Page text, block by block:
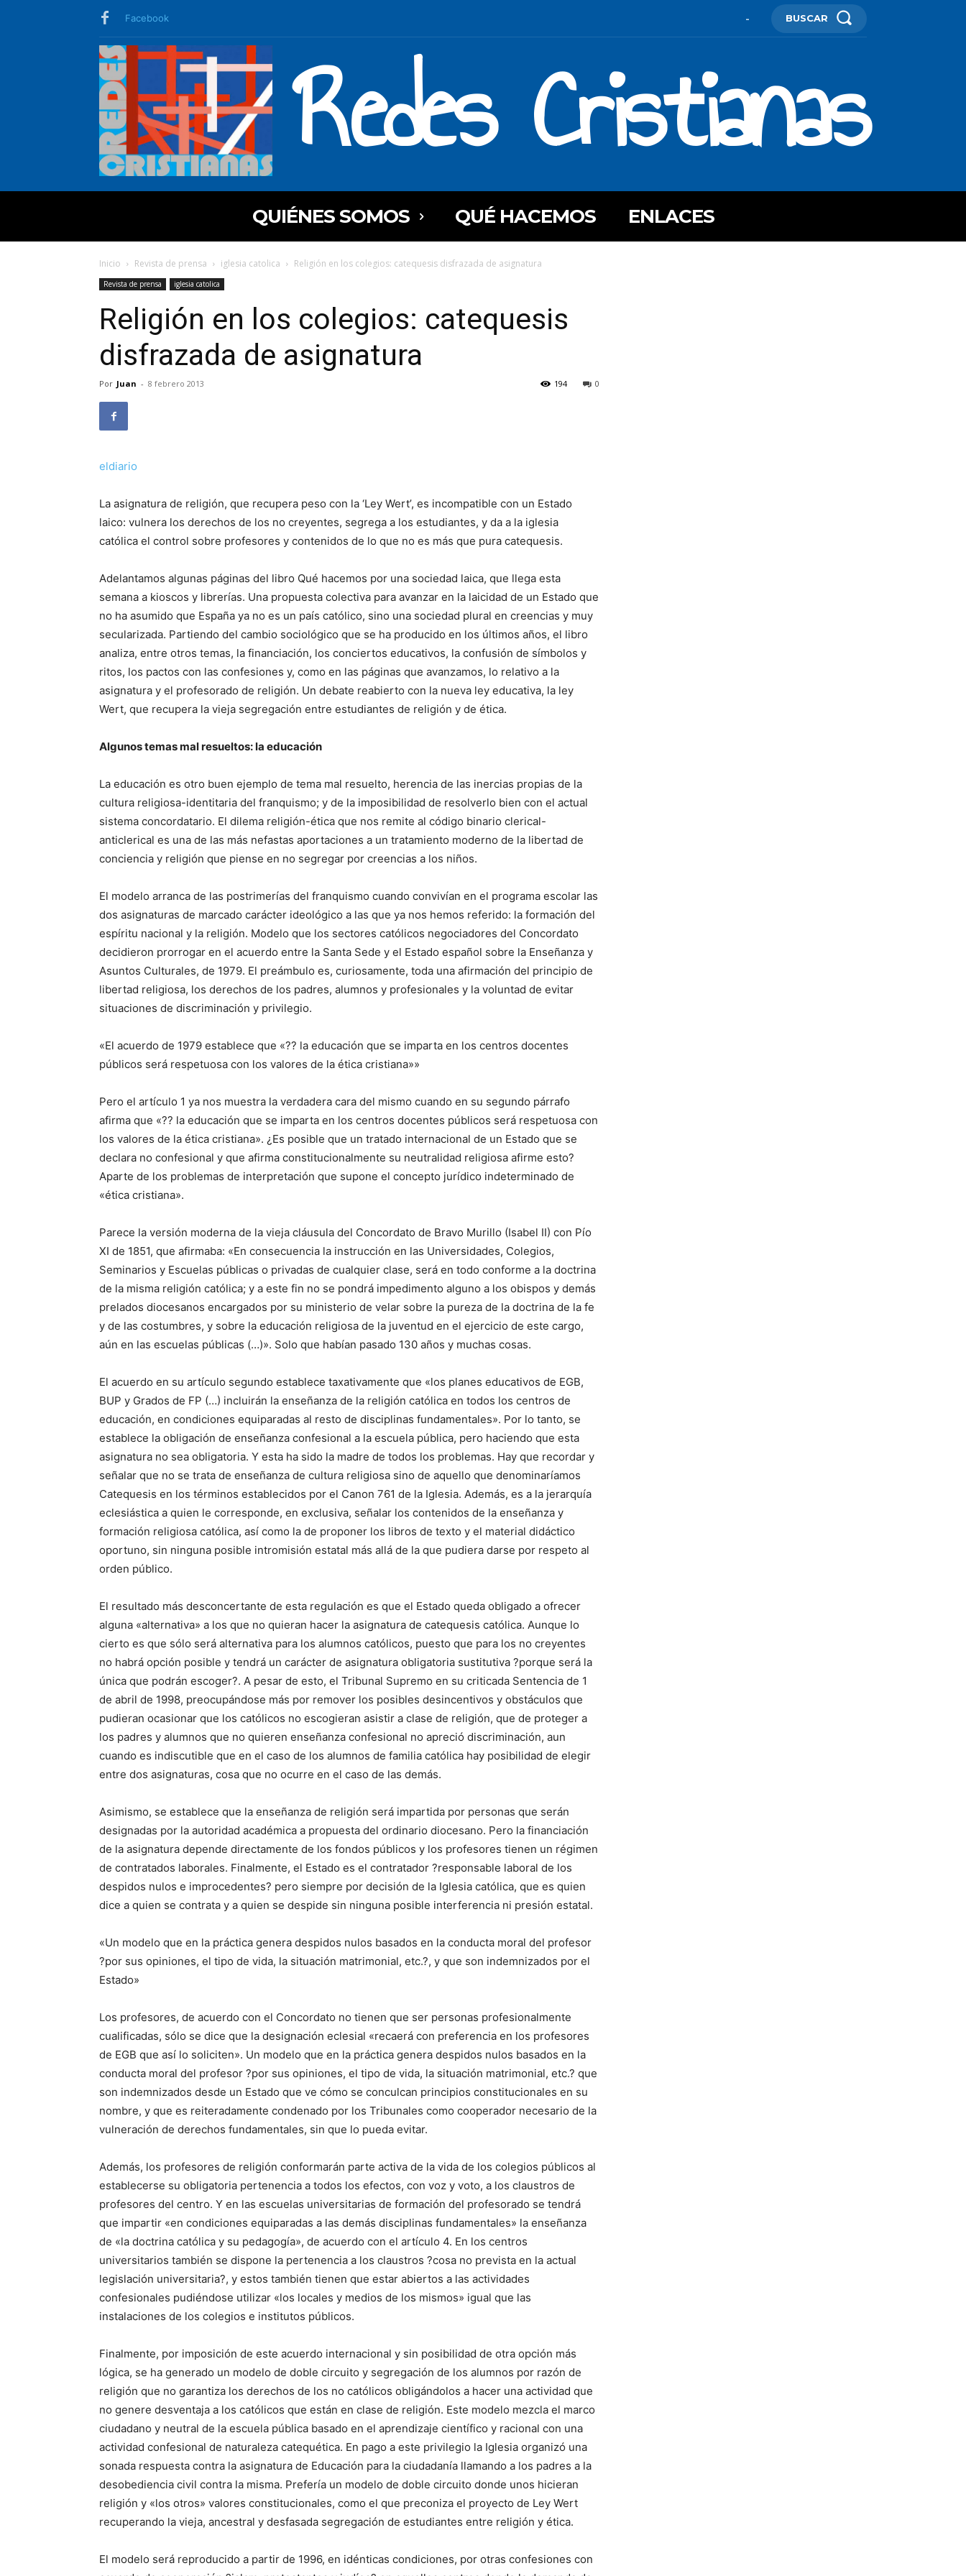
Facebook - BUSCAR
Redes Cristianas
QUIÉNES SOMOS QUÉ HACEMOS ENLACES
Inicio Revista de prensa iglesia catolica Religión en los colegios: catequesis disfrazada de asignatura
Revista de prensa iglesia catolica
Religión en los colegios: catequesis
disfrazada de asignatura
Por Juan - 8 febrero 2013 0
194
eldiario
La asignatura de religión, que recupera peso con la ‘Ley Wert’, es incompatible con un Estado
laico: vulnera los derechos de los no creyentes, segrega a los estudiantes, y da a la iglesia
católica el control sobre profesores y contenidos de lo que no es más que pura catequesis.
Adelantamos algunas páginas del libro Qué hacemos por una sociedad laica, que llega esta
semana a kioscos y librerías. Una propuesta colectiva para avanzar en la laicidad de un Estado que
no ha asumido que España ya no es un país católico, sino una sociedad plural en creencias y muy
secularizada. Partiendo del cambio sociológico que se ha producido en los últimos años, el libro
analiza, entre otros temas, la financiación, los conciertos educativos, la confusión de símbolos y
ritos, los pactos con las confesiones y, como en las páginas que avanzamos, lo relativo a la
asignatura y el profesorado de religión. Un debate reabierto con la nueva ley educativa, la ley
Wert, que recupera la vieja segregación entre estudiantes de religión y de ética.
Algunos temas mal resueltos: la educación
La educación es otro buen ejemplo de tema mal resuelto, herencia de las inercias propias de la
cultura religiosa-identitaria del franquismo; y de la imposibilidad de resolverlo bien con el actual
sistema concordatario. El dilema religión-ética que nos remite al código binario clerical-
anticlerical es una de las más nefastas aportaciones a un tratamiento moderno de la libertad de
conciencia y religión que piense en no segregar por creencias a los niños.
El modelo arranca de las postrimerías del franquismo cuando convivían en el programa escolar las
dos asignaturas de marcado carácter ideológico a las que ya nos hemos referido: la formación del
espíritu nacional y la religión. Modelo que los sectores católicos negociadores del Concordato
decidieron prorrogar en el acuerdo entre la Santa Sede y el Estado español sobre la Enseñanza y
Asuntos Culturales, de 1979. El preámbulo es, curiosamente, toda una afirmación del principio de
libertad religiosa, los derechos de los padres, alumnos y profesionales y la voluntad de evitar
situaciones de discriminación y privilegio.
«El acuerdo de 1979 establece que «?? la educación que se imparta en los centros docentes
públicos será respetuosa con los valores de la ética cristiana»»
Pero el artículo 1 ya nos muestra la verdadera cara del mismo cuando en su segundo párrafo
afirma que «?? la educación que se imparta en los centros docentes públicos será respetuosa con
los valores de la ética cristiana». ¿Es posible que un tratado internacional de un Estado que se
declara no confesional y que afirma constitucionalmente su neutralidad religiosa afirme esto?
Aparte de los problemas de interpretación que supone el concepto jurídico indeterminado de
«ética cristiana».
Parece la versión moderna de la vieja cláusula del Concordato de Bravo Murillo (Isabel II) con Pío
XI de 1851, que afirmaba: «En consecuencia la instrucción en las Universidades, Colegios,
Seminarios y Escuelas públicas o privadas de cualquier clase, será en todo conforme a la doctrina
de la misma religión católica; y a este fin no se pondrá impedimento alguno a los obispos y demás
prelados diocesanos encargados por su ministerio de velar sobre la pureza de la doctrina de la fe
y de las costumbres, y sobre la educación religiosa de la juventud en el ejercicio de este cargo,
aún en las escuelas públicas (…)». Solo que habían pasado 130 años y muchas cosas.
El acuerdo en su artículo segundo establece taxativamente que «los planes educativos de EGB,
BUP y Grados de FP (…) incluirán la enseñanza de la religión católica en todos los centros de
educación, en condiciones equiparadas al resto de disciplinas fundamentales». Por lo tanto, se
establece la obligación de enseñanza confesional a la escuela pública, pero haciendo que esta
asignatura no sea obligatoria. Y esta ha sido la madre de todos los problemas. Hay que recordar y
señalar que no se trata de enseñanza de cultura religiosa sino de aquello que denominaríamos
Catequesis en los términos establecidos por el Canon 761 de la Iglesia. Además, es a la jerarquía
eclesiástica a quien le corresponde, en exclusiva, señalar los contenidos de la enseñanza y
formación religiosa católica, así como la de proponer los libros de texto y el material didáctico
oportuno, sin ninguna posible intromisión estatal más allá de la que pudiera darse por respeto al
orden público.
El resultado más desconcertante de esta regulación es que el Estado queda obligado a ofrecer
alguna «alternativa» a los que no quieran hacer la asignatura de catequesis católica. Aunque lo
cierto es que sólo será alternativa para los alumnos católicos, puesto que para los no creyentes
no habrá opción posible y tendrá un carácter de asignatura obligatoria sustitutiva ?porque será la
única que podrán escoger?. A pesar de esto, el Tribunal Supremo en su criticada Sentencia de 1
de abril de 1998, preocupándose más por remover los posibles desincentivos y obstáculos que
pudieran ocasionar que los católicos no escogieran asistir a clase de religión, que de proteger a
los padres y alumnos que no quieren enseñanza confesional no apreció discriminación, aun
cuando es indiscutible que en el caso de los alumnos de familia católica hay posibilidad de elegir
entre dos asignaturas, cosa que no ocurre en el caso de las demás.
Asimismo, se establece que la enseñanza de religión será impartida por personas que serán
designadas por la autoridad académica a propuesta del ordinario diocesano. Pero la financiación
de la asignatura depende directamente de los fondos públicos y los profesores tienen un régimen
de contratados laborales. Finalmente, el Estado es el contratador ?responsable laboral de los
despidos nulos e improcedentes? pero siempre por decisión de la Iglesia católica, que es quien
dice a quien se contrata y a quien se despide sin ninguna posible interferencia ni presión estatal.
«Un modelo que en la práctica genera despidos nulos basados en la conducta moral del profesor
?por sus opiniones, el tipo de vida, la situación matrimonial, etc.?, y que son indemnizados por el
Estado»
Los profesores, de acuerdo con el Concordato no tienen que ser personas profesionalmente
cualificadas, sólo se dice que la designación eclesial «recaerá con preferencia en los profesores
de EGB que así lo soliciten». Un modelo que en la práctica genera despidos nulos basados en la
conducta moral del profesor ?por sus opiniones, el tipo de vida, la situación matrimonial, etc.? que
son indemnizados desde un Estado que ve cómo se conculcan principios constitucionales en su
nombre, y que es reiteradamente condenado por los Tribunales como cooperador necesario de la
vulneración de derechos fundamentales, sin que lo pueda evitar.
Además, los profesores de religión conformarán parte activa de la vida de los colegios públicos al
establecerse su obligatoria pertenencia a todos los efectos, con voz y voto, a los claustros de
profesores del centro. Y en las escuelas universitarias de formación del profesorado se tendrá
que impartir «en condiciones equiparadas a las demás disciplinas fundamentales» la enseñanza
de «la doctrina católica y su pedagogía», de acuerdo con el artículo 4. En los centros
universitarios también se dispone la pertenencia a los claustros ?cosa no prevista en la actual
legislación universitaria?, y estos también tienen que estar abiertos a las actividades
confesionales pudiéndose utilizar «los locales y medios de los mismos» igual que las
instalaciones de los colegios e institutos públicos.
Finalmente, por imposición de este acuerdo internacional y sin posibilidad de otra opción más
lógica, se ha generado un modelo de doble circuito y segregación de los alumnos por razón de
religión que no garantiza los derechos de los no católicos obligándolos a hacer una actividad que
no genere desventaja a los católicos que están en clase de religión. Este modelo mezcla el marco
ciudadano y neutral de la escuela pública basado en el aprendizaje científico y racional con una
actividad confesional de naturaleza catequética. En pago a este privilegio la Iglesia organizó una
sonada respuesta contra la asignatura de Educación para la ciudadanía llamando a los padres a la
desobediencia civil contra la misma. Prefería un modelo de doble circuito donde unos hicieran
religión y «los otros» valores constitucionales, como el que preconiza el proyecto de Ley Wert
recuperando la vieja, ancestral y desfasada segregación de estudiantes entre religión y ética.
El modelo será reproducido a partir de 1996, en idénticas condiciones, por otras confesiones con